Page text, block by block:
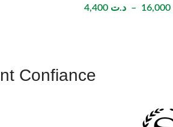
د.ت 4,400 – 16,000
Confiance